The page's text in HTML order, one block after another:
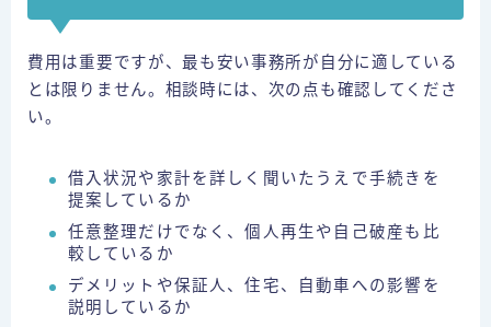
費用は重要ですが、最も安い事務所が自分に適している
とは限りません。相談時には、次の点も確認してくださ
い。
借入状況や家計を詳しく聞いたうえで手続きを
提案しているか
任意整理だけでなく、個人再生や自己破産も比
較しているか
デメリットや保証人、住宅、自動車への影響を
説明しているか